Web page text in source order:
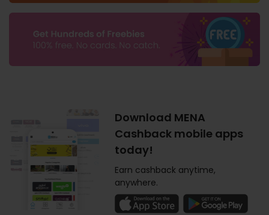
Download MENA
Cashback mobile apps
today!
Earn cashback anytime,
anywhere.